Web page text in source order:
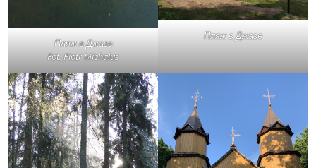
Пляж в Джазе
Fot. Piotr Michałus
Пляж в Джазе